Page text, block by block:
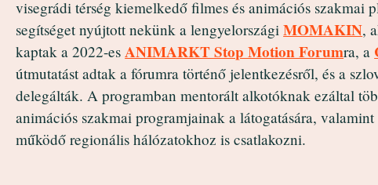
visegrádi térség kiemelkedő filmes és animációs
segítséget nyújtott nekünk a lengyelországiMOMAKIN,
kaptak a 2022-esANIMARKT Stop Motion Forumra, a
útmutatást adtak a fórumra történő jelentkezésről, és a
delegálták. A programban mentorált alkotóknak ezáltal
animációs szakmai programjainak a látogatására,
működő regionális hálózatokhoz is csatlakozni.